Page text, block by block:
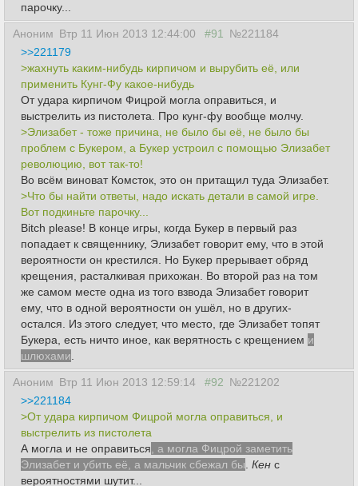
парочку...
Аноним Втр 11 Июн 2013 12:44:00 #91
№221184
>>221179
>жахнуть каким-нибудь кирпичом и вырубить её, или
применить Кунг-Фу какое-нибудь
От удара кирпичом Фицрой могла оправиться, и
выстрелить из пистолета. Про кунг-фу вообще молчу.
>Элизабет - тоже причина, не было бы её, не было бы
проблем с Букером, а Букер устроил с помощью Элизабет
революцию, вот так-то!
Во всём виноват Комсток, это он притащил туда Элизабет.
>Что бы найти ответы, надо искать детали в самой игре.
Вот подкиньте парочку...
Bitch please! В конце игры, когда Букер в первый раз
попадает к священнику, Элизабет говорит ему, что в этой
вероятности он крестился. Но Букер прерывает обряд
крещения, расталкивая прихожан. Во второй раз на том
же самом месте одна из того взвода Элизабет говорит
ему, что в одной вероятности он ушёл, но в других-
остался. Из этого следует, что место, где Элизабет топят
Букера, есть ничто иное, как верятность с крещением и
шлюхами
Аноним Втр 11 Июн 2013 12:59:14 #92 №221202
>>221184
>От удара кирпичом Фицрой могла оправиться, и
выстрелить из пистолета
А могла и не оправиться , а могла Фицрой заметить
Элизабет и убить её, а мальчик сбежал бы Кен с
вероятностями шутит...